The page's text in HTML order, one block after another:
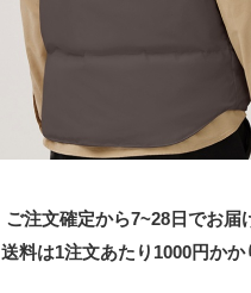
ご注文確定から7~28日でお届
送料は1注文あたり 1000円かか